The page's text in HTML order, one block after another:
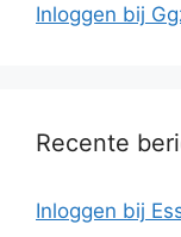
Inloggen bij
Recente
Inloggen bij